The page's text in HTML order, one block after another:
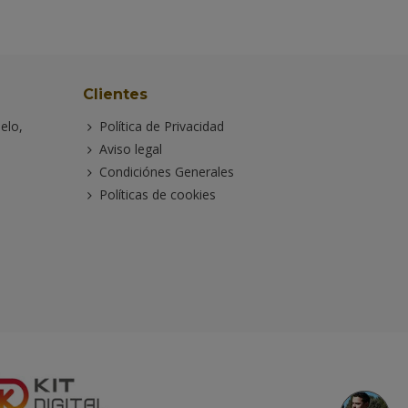
Clientes
Política de Privacidad
Aviso legal
Condiciónes Generales
Políticas de cookies